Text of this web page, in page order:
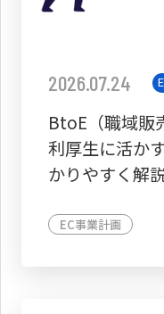
2026.07.24
BtoE（職域販
利厚生に活か
かりやすく解
EC事業計画